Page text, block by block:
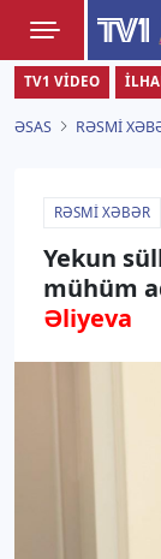
TV1 VIDEO
ƏSAS RƏSMI
RƏSMI XƏBƏR
Yekun
mühüm
Əliyeva